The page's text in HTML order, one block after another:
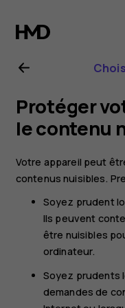
Guide
de
Nokia
7
Plus
Protéger
le contenu
Votre appareil peut
contenus nuisibles.
Soyez prudent
Ils peuvent
être nuisibles
ordinateur.
Soyez prudents
demandes de